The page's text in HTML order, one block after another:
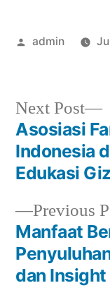
Posted
admin
Post
Previous
Manfaat
dan Insight
Next Post
Asosiasi
Indonesia
Edukasi